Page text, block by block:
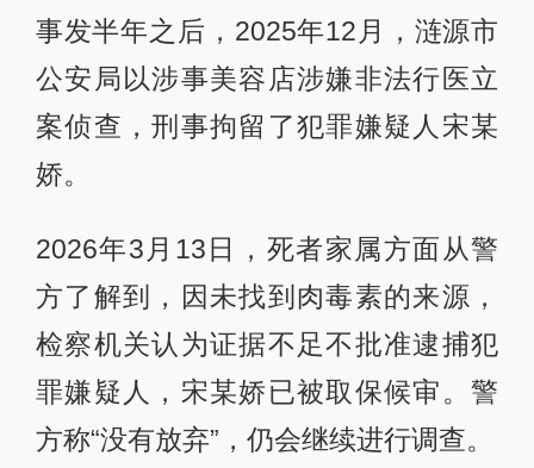
事发半年之后，2025年12月，涟源市
公安局以涉事美容店涉嫌非法行医立
案侦查，刑事拘留了犯罪嫌疑人宋某
娇。
2026年3月13日，死者家属方面从警
方了解到，因未找到肉毒素的来源，
检察机关认为证据不足不批准逮捕犯
罪嫌疑人，宋某娇已被取保候审。警
方称“没有放弃”，仍会继续进行调查。